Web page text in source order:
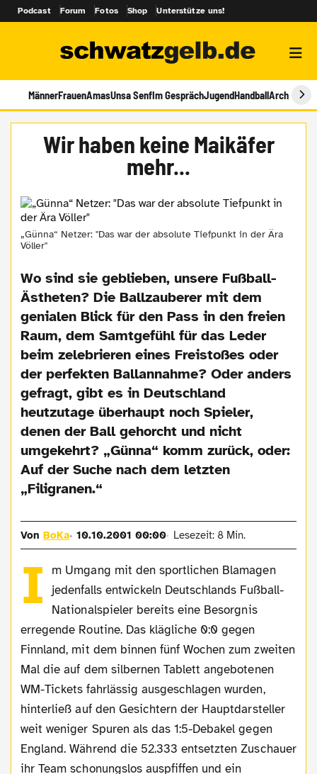
Podcast Forum Fotos Shop Unterstütze uns!
MännerFrauenAmasUnsa SenfIm GesprächJugendHandballArchiv
Wir haben keine Maikäfer
mehr...
„Günna“ Netzer: "Das war der absolute Tiefpunkt in der Ära
Völler"
Wo sind sie geblieben, unsere Fußball-
Ästheten? Die Ballzauberer mit dem
genialen Blick für den Pass in den freien
Raum, dem Samtgefühl für das Leder
beim zelebrieren eines Freistoßes oder
der perfekten Ballannahme? Oder anders
gefragt, gibt es in Deutschland
heutzutage überhaupt noch Spieler,
denen der Ball gehorcht und nicht
umgekehrt? „Günna“ komm zurück, oder:
Auf der Suche nach dem letzten
„Filigranen.“
VonBoKa 10.10.2001 00:00 Lesezeit: 8 Min.
I
m Umgang mit den sportlichen Blamagen
jedenfalls entwickeln Deutschlands Fußball-
Nationalspieler bereits eine Besorgnis
erregende Routine. Das klägliche 0:0 gegen
Finnland, mit dem binnen fünf Wochen zum zweiten
Mal die auf dem silbernen Tablett angebotenen
WM-Tickets fahrlässig ausgeschlagen wurden,
hinterließ auf den Gesichtern der Hauptdarsteller
weit weniger Spuren als das 1:5-Debakel gegen
England. Während die 52.333 entsetzten Zuschauer
ihr Team schonungslos auspfiffen und ein